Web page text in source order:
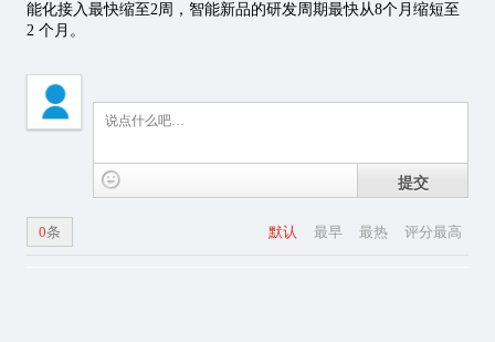
能化接入最快缩至2周，智能新品的研发周期最快从8个月缩短至
2 个月。
提交
默认 最早 最热 评分最高
0条